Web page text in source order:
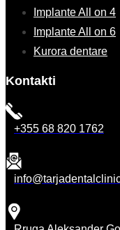
Implante All on 4
Implante All on 6
Kurora dentare
Kontakti
+355 68 820 1762